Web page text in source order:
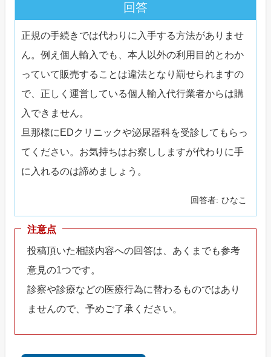
回答
正規の手続きでは代わりに入手する方法がありませ
ん。例え個人輸入でも、本人以外の利用目的とわか
っていて販売することは違法となり罰せられますの
で、正しく運営している個人輸入代行業者からは購
入できません。
旦那様にEDクリニックや泌尿器科を受診してもらっ
てください。お気持ちはお察ししますが代わりに手
に入れるのは諦めましょう。
回答者 ひなこ
注意点
投稿頂いた相談内容への回答は、あくまでも参考
意見の1つです。
診察や診療などの医療行為に替わるものではあり
ませんので、予めご了承ください。